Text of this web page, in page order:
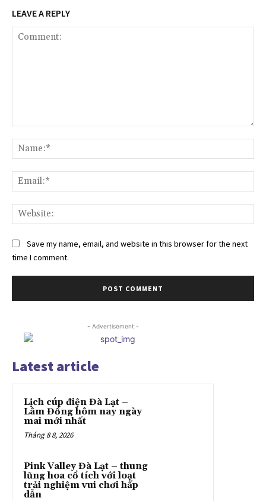
LEAVE A REPLY
Save my name, email, and website in this browser for the next
time I comment.
- Advertisement -
Latest article
Lịch cúp điện Đà Lạt –
Lâm Đồng hôm nay ngày
mai mới nhất
Tháng 8 8, 2026
Pink Valley Đà Lạt – thung
lũng hoa cổ tích với loạt
trải nghiệm vui chơi hấp
dẫn